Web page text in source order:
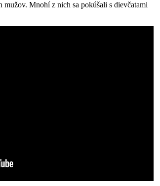
Mnohí z nich sa pokúšali s dievčatami